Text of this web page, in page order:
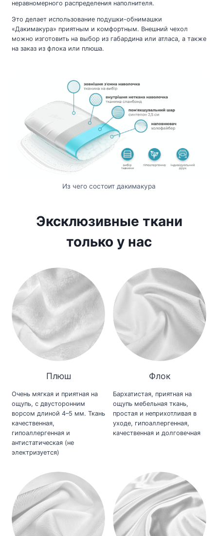
неравномерного распределения наполнителя.
Это делает использование подушки-обнимашки
«Дакимакура» приятным и комфортным. Внешний чехол
можно изготовить на выбор из габардина или атласа, а также
на заказ из флока или плюша.
Из чего состоит дакимакура
Эксклюзивные ткани
только у нас
Плюш
Очень мягкая и приятная на
ощупь, с двусторонним
ворсом длиной 4–5 мм. Ткань
качественная,
гипоаллергенная и
антистатическая (не
электризуется)
Флок
Бархатистая, приятная на
ощупь мебельная ткань,
простая и неприхотливая в
уходе, гипоаллергенная,
качественная и долговечная